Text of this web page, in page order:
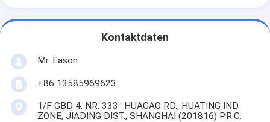
Kontaktdaten
Mr. Eason
+86 13585969623
1/F GBD 4, NR. 333- HUAGAO RD., HUATING IND.
ZONE, JIADING DIST., SHANGHAI (201816) P.R.C.